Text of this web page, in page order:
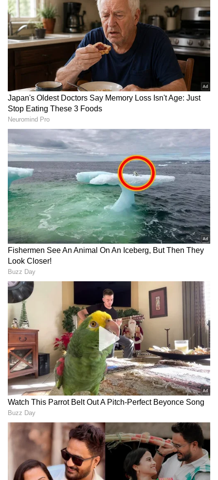
Image Credit :Asianet News
ಪುರುಷ ನಕ್ಷತ್ರದಲ್ಲಿ ಗುರುವಿನ ಸಂಚಾರವು ಧನು ರಾಶಿಯ
ಜನರಿಗೆ ಶುಭ ಫಲಿತಾಂಶಗಳನ್ನು ನೀಡುತ್ತದೆ. ನಕ್ಷತ್ರದಲ್ಲಿನ ಈ
ಬದಲಾವಣೆಯಿಂದಾಗಿ, ಧನು ರಾಶಿಯ ಜನರು ಹೆಚ್ಚಿನ
ಲಾಭವನ್ನು ಪಡೆಯುತ್ತಾರೆ. ಆರ್ಥಿಕ ಸ್ಥಿತಿಯಲ್ಲಿ
ಬದಲಾವಣೆಗಳು ಗೋಚರಿಸುತ್ತವೆ. ಈ ಅವಧಿಯಲ್ಲಿ ಹಣವನ್ನು
ಪಡೆಯುವ ಸಾಧ್ಯತೆ ಇರುತ್ತದೆ ಮತ್ತು ಸಿಲುಕಿಕೊಂಡಿರುವ
ಹಣವನ್ನು ಮರಳಿ ಪಡೆಯಲು ಸಾಧ್ಯವಾಗುತ್ತದೆ.
ಹೂಡಿಕೆ ಮಾಡಲು ಇದು ತುಂಬಾ ಒಳ್ಳೆಯ
ಸಮಯವಾಗಿರುತ್ತದೆ. ಅವಕಾಶಗಳು ಮತ್ತು ಸೌಕರ್ಯಗಳು
ಹೆಚ್ಚಾಗುತ್ತವೆ.